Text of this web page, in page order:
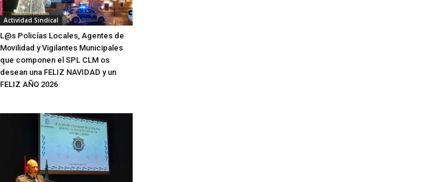
Actividad Sindical
L@s Policías Locales, Agentes de
Movilidad y Vigilantes Municipales
que componen el SPL CLM os
desean una FELIZ NAVIDAD y un
FELIZ AÑO 2026